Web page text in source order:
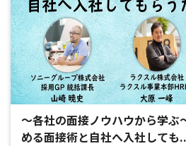
～各社の面接ノウハウから学ぶ
める面接術と自社へ入社しても